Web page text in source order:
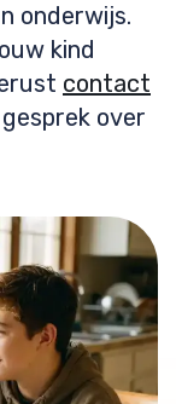
onderwijs.
kind
contact
over